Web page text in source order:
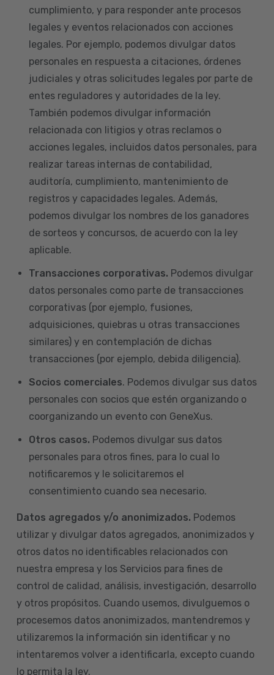
cumplimiento, y para responder ante procesos
legales y eventos relacionados con acciones
legales. Por ejemplo, podemos divulgar datos
personales en respuesta a citaciones, órdenes
judiciales y otras solicitudes legales por parte de
entes reguladores y autoridades de la ley.
También podemos divulgar información
relacionada con litigios y otras reclamos o
acciones legales, incluidos datos personales, para
realizar tareas internas de contabilidad,
auditoría, cumplimiento, mantenimiento de
registros y capacidades legales. Además,
podemos divulgar los nombres de los ganadores
de sorteos y concursos, de acuerdo con la ley
aplicable.
Transacciones corporativas. Podemos divulgar
datos personales como parte de transacciones
corporativas (por ejemplo, fusiones,
adquisiciones, quiebras u otras transacciones
similares) y en contemplación de dichas
transacciones (por ejemplo, debida diligencia).
Socios comerciales. Podemos divulgar sus datos
personales con socios que estén organizando o
coorganizando un evento con GeneXus.
Otros casos. Podemos divulgar sus datos
personales para otros fines, para lo cual lo
notificaremos y le solicitaremos el
consentimiento cuando sea necesario.
Datos agregados y/o anonimizados. Podemos
utilizar y divulgar datos agregados, anonimizados y
otros datos no identificables relacionados con
nuestra empresa y los Servicios para fines de
control de calidad, análisis, investigación, desarrollo
y otros propósitos. Cuando usemos, divulguemos o
procesemos datos anonimizados, mantendremos y
utilizaremos la información sin identificar y no
intentaremos volver a identificarla, excepto cuando
lo permita la ley.